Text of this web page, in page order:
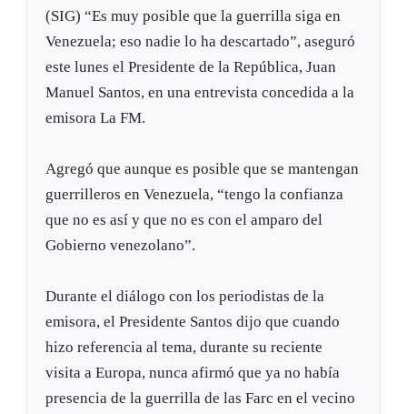
(SIG) “Es muy posible que la guerrilla siga en
Venezuela; eso nadie lo ha descartado”, aseguró
este lunes el Presidente de la República, Juan
Manuel Santos, en una entrevista concedida a la
emisora La FM.
Agregó que aunque es posible que se mantengan
guerrilleros en Venezuela, “tengo la confianza
que no es así y que no es con el amparo del
Gobierno venezolano”.
Durante el diálogo con los periodistas de la
emisora, el Presidente Santos dijo que cuando
hizo referencia al tema, durante su reciente
visita a Europa, nunca afirmó que ya no había
presencia de la guerrilla de las Farc en el vecino